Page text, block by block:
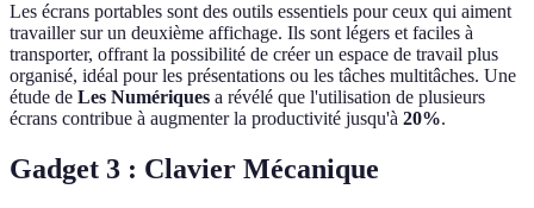
Les écrans portables sont des outils essentiels pour ceux qui aiment
travailler sur un deuxième affichage. Ils sont légers et faciles à
transporter, offrant la possibilité de créer un espace de travail plus
organisé, idéal pour les présentations ou les tâches multitâches. Une
étude de Les Numériques a révélé que l'utilisation de plusieurs
écrans contribue à augmenter la productivité jusqu'à 20%.
Gadget 3 : Clavier Mécanique